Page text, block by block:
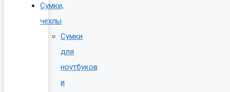
Сумки,
чехлы
Сумки
для
ноутбуков
и